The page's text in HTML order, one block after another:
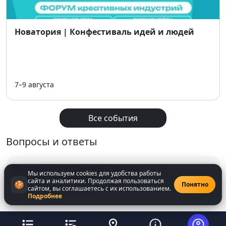
Новатория | Конфестиваль идей и людей
7–9 августа
Все события
Вопросы и ответы
Вопросы могут задавать только
зарегистрированнныепользователи
🍪
Мы используем cookies для удобства работы
сайта и аналитики. Продолжая пользоваться
сайтом, вы соглашаетесь с их использованием.
Подробнее
Понятно